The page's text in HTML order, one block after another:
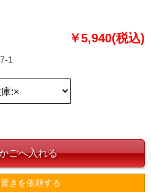
￥5,940(税込)
1
きを依頼する